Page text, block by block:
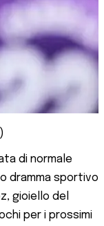
di normale
dramma sportivo
gioiello del
per i prossimi